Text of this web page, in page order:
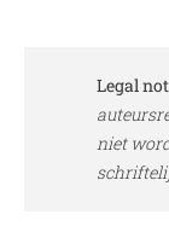
Legal
niet